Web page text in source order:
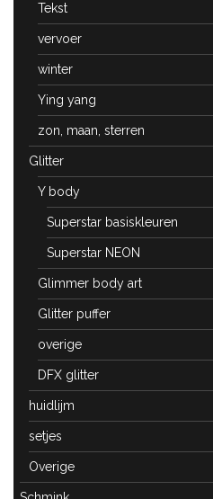
Tekst
vervoer
winter
Ying yang
zon, maan, sterren
Glitter
Y body
Superstar basiskleuren
Superstar NEON
Glimmer body art
Glitter puffer
overige
DFX glitter
huidlijm
setjes
Overige